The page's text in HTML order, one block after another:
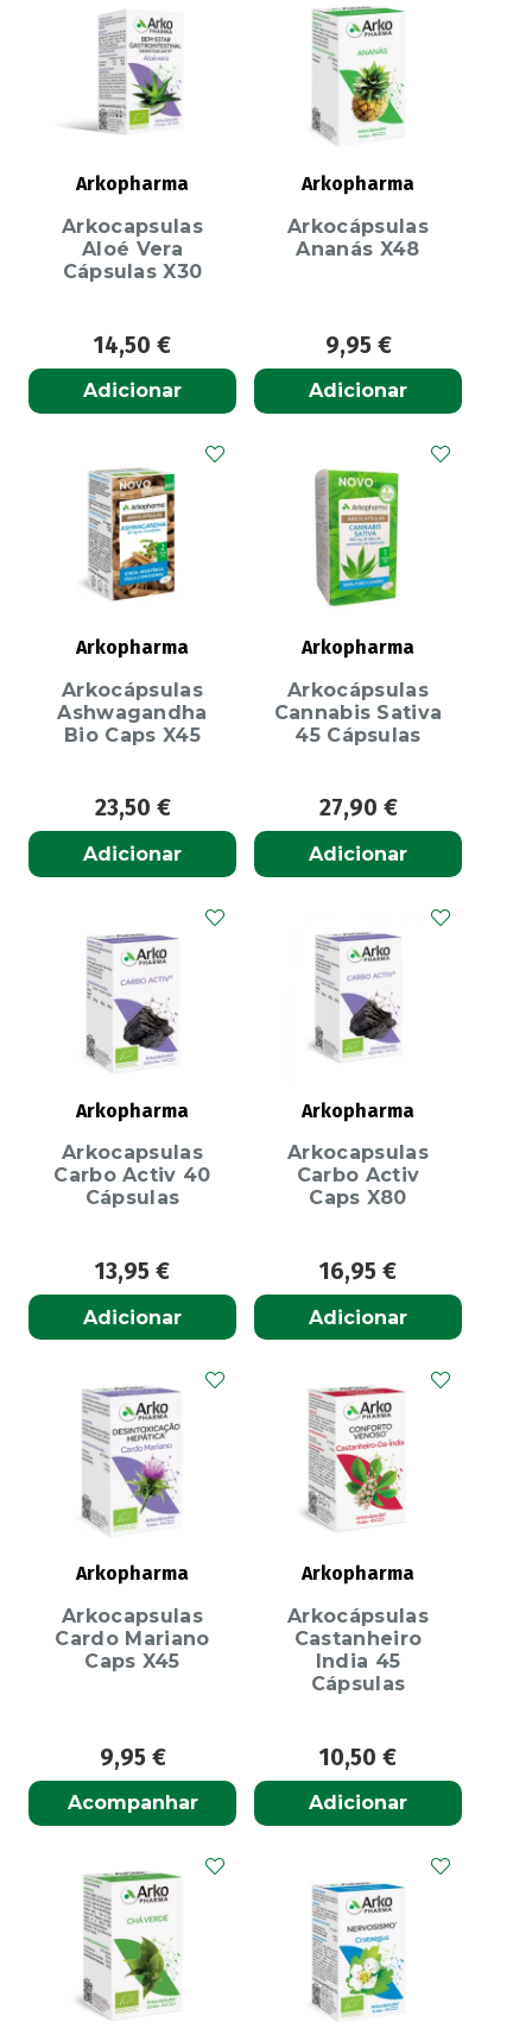
Arkopharma
Arkocapsulas
Aloé Vera
Cápsulas X30
14,50 €
Adicionar
Arkopharma
Arkocápsulas
Ananás X48
9,95 €
Adicionar
Arkopharma
Arkocápsulas
Ashwagandha
Bio Caps X45
23,50 €
Adicionar
Arkopharma
Arkocápsulas
Cannabis Sativa
45 Cápsulas
27,90 €
Adicionar
Arkopharma
Arkocapsulas
Carbo Activ 40
Cápsulas
13,95 €
Adicionar
Arkopharma
Arkocapsulas
Carbo Activ
Caps X80
16,95 €
Adicionar
Arkopharma
Arkocapsulas
Cardo Mariano
Caps X45
9,95 €
Acompanhar
Arkopharma
Arkocápsulas
Castanheiro
India 45
Cápsulas
10,50 €
Adicionar